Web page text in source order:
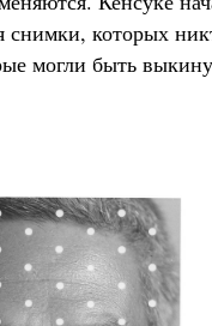
снимки, которых
могли быть